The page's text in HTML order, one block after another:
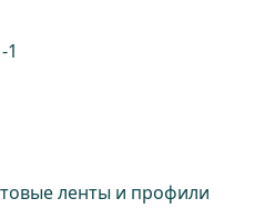
ленты и профили